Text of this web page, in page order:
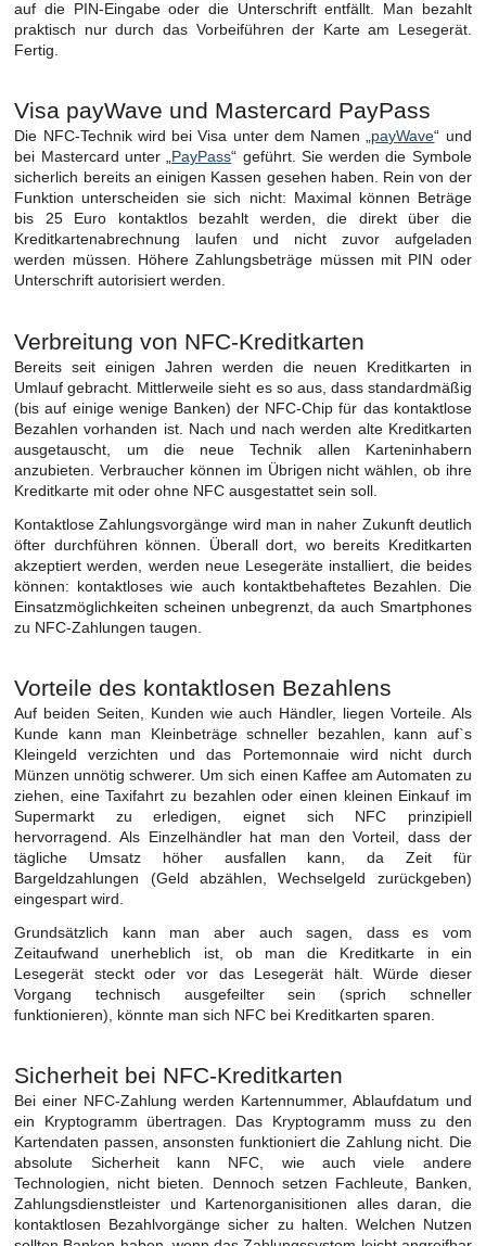
auf die PIN-Eingabe oder die Unterschrift entfällt. Man bezahlt
praktisch nur durch das Vorbeiführen der Karte am Lesegerät.
Fertig.
Visa payWave und Mastercard PayPass
Die NFC-Technik wird bei Visa unter dem Namen „payWave“ und
bei Mastercard unter „PayPass“ geführt. Sie werden die Symbole
sicherlich bereits an einigen Kassen gesehen haben. Rein von der
Funktion unterscheiden sie sich nicht: Maximal können Beträge
bis 25 Euro kontaktlos bezahlt werden, die direkt über die
Kreditkartenabrechnung laufen und nicht zuvor aufgeladen
werden müssen. Höhere Zahlungsbeträge müssen mit PIN oder
Unterschrift autorisiert werden.
Verbreitung von NFC-Kreditkarten
Bereits seit einigen Jahren werden die neuen Kreditkarten in
Umlauf gebracht. Mittlerweile sieht es so aus, dass standardmäßig
(bis auf einige wenige Banken) der NFC-Chip für das kontaktlose
Bezahlen vorhanden ist. Nach und nach werden alte Kreditkarten
ausgetauscht, um die neue Technik allen Karteninhabern
anzubieten. Verbraucher können im Übrigen nicht wählen, ob ihre
Kreditkarte mit oder ohne NFC ausgestattet sein soll.
Kontaktlose Zahlungsvorgänge wird man in naher Zukunft deutlich
öfter durchführen können. Überall dort, wo bereits Kreditkarten
akzeptiert werden, werden neue Lesegeräte installiert, die beides
können: kontaktloses wie auch kontaktbehaftetes Bezahlen. Die
Einsatzmöglichkeiten scheinen unbegrenzt, da auch Smartphones
zu NFC-Zahlungen taugen.
Vorteile des kontaktlosen Bezahlens
Auf beiden Seiten, Kunden wie auch Händler, liegen Vorteile. Als
Kunde kann man Kleinbeträge schneller bezahlen, kann auf`s
Kleingeld verzichten und das Portemonnaie wird nicht durch
Münzen unnötig schwerer. Um sich einen Kaffee am Automaten zu
ziehen, eine Taxifahrt zu bezahlen oder einen kleinen Einkauf im
Supermarkt zu erledigen, eignet sich NFC prinzipiell
hervorragend. Als Einzelhändler hat man den Vorteil, dass der
tägliche Umsatz höher ausfallen kann, da Zeit für
Bargeldzahlungen (Geld abzählen, Wechselgeld zurückgeben)
eingespart wird.
Grundsätzlich kann man aber auch sagen, dass es vom
Zeitaufwand unerheblich ist, ob man die Kreditkarte in ein
Lesegerät steckt oder vor das Lesegerät hält. Würde dieser
Vorgang technisch ausgefeilter sein (sprich schneller
funktionieren), könnte man sich NFC bei Kreditkarten sparen.
Sicherheit bei NFC-Kreditkarten
Bei einer NFC-Zahlung werden Kartennummer, Ablaufdatum und
ein Kryptogramm übertragen. Das Kryptogramm muss zu den
Kartendaten passen, ansonsten funktioniert die Zahlung nicht. Die
absolute Sicherheit kann NFC, wie auch viele andere
Technologien, nicht bieten. Dennoch setzen Fachleute, Banken,
Zahlungsdienstleister und Kartenorganisitionen alles daran, die
kontaktlosen Bezahlvorgänge sicher zu halten. Welchen Nutzen